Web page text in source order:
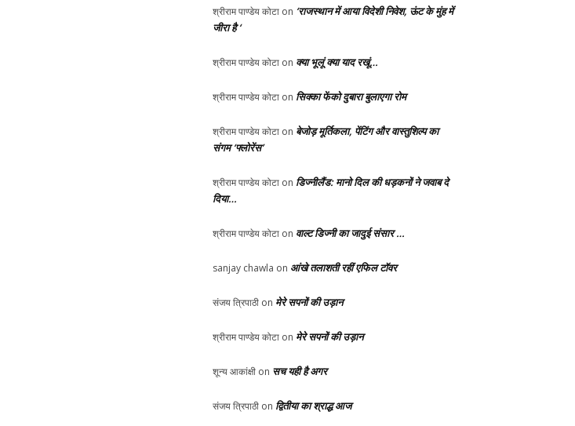
श्रीराम पाण्डेय कोटा on ‘राजस्थान में आया विदेशी निवेश, ऊंट के मुंह में
जीरा है ‘
श्रीराम पाण्डेय कोटा on क्या भूलूं क्या याद रखूं…
श्रीराम पाण्डेय कोटा on सिक्का फेंको दुबारा बुलाएगा रोम
श्रीराम पाण्डेय कोटा on बेजोड़ मूर्तिकला, पेंटिंग और वास्तुशिल्प का
संगम ‘फ्लोरेंस’
श्रीराम पाण्डेय कोटा on डिज्नीलैंड: मानो दिल की धड़कनों ने जवाब दे
दिया…
श्रीराम पाण्डेय कोटा on वाल्ट डिज्नी का जादुई संसार …
sanjay chawla on आंखे तलाशती रहीं एफिल टॉवर
संजय त्रिपाठी on मेरे सपनों की उड़ान
श्रीराम पाण्डेय कोटा on मेरे सपनों की उड़ान
शून्य आकांक्षी on सच यही है अगर
संजय त्रिपाठी on द्वितीया का श्राद्ध आज